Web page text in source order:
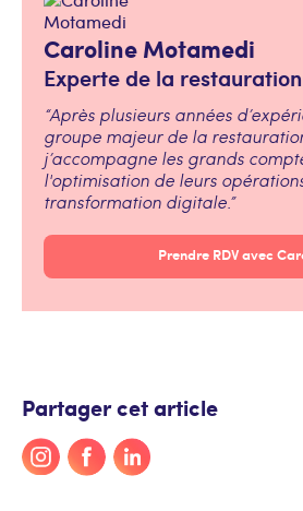
Caroline Motamedi
Experte de la
“Après plusieurs années
groupe majeur de la
j’accompagne les grands
l'optimisation de leurs
transformation digitale.”
Prendre RDV avec
Partager cet article